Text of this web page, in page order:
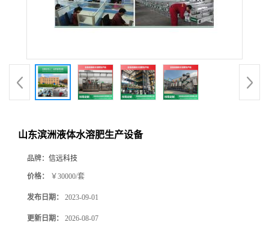
山东滨洲液体水溶肥生产设备
品牌： 信远科技
价格： ￥30000/套
发布日期： 2023-09-01
更新日期： 2026-08-07